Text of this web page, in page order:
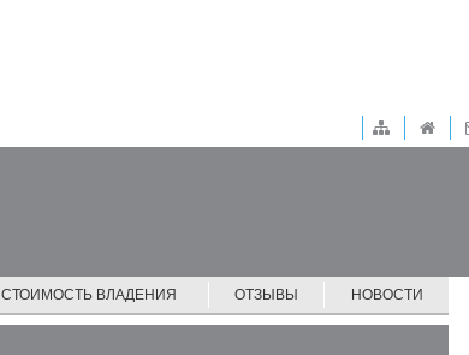
СТОИМОСТЬ ВЛАДЕНИЯ ОТЗЫВЫ НОВОСТИ